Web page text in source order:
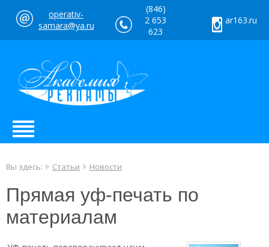
operativ-
samara@ya.ru
(846)
2 653
623
ar163.ru
Вы здесь: Статьи Новости
Прямая уф-печать по
материалам